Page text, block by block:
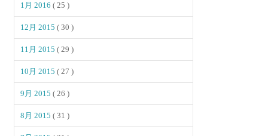
1月 2016( 25 )
12月 2015( 30 )
11月 2015( 29 )
10月 2015( 27 )
9月 2015( 26 )
8月 2015( 31 )